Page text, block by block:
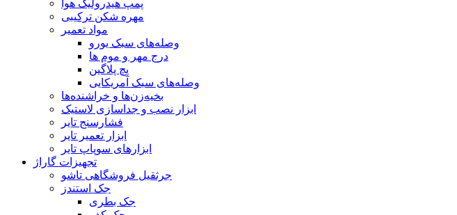
پمپ هیدرولیک هوا
مهره شکن ترکیبی
مواد تعمیر
وصله‌های سبک یورو
درج مهر و موم ها
پچ پلاگین
وصله‌های سبک آمریکایی
بخیه‌زن‌ها و خراشنده‌ها
ابزار نصب و جداسازی لاستیک
فشارسنج تایر
ابزار تعمیر تایر
ابزارهای سوپاپ تایر
تجهیزات گاراژ
جرثقیل فروشگاهی تاشو
جک استندز
جک بطری